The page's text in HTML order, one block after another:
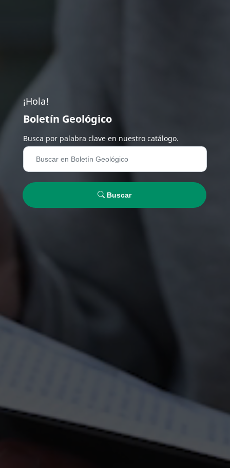
¡Hola!
Boletín Geológico
Busca por palabra clave en nuestro catálogo.
Buscar